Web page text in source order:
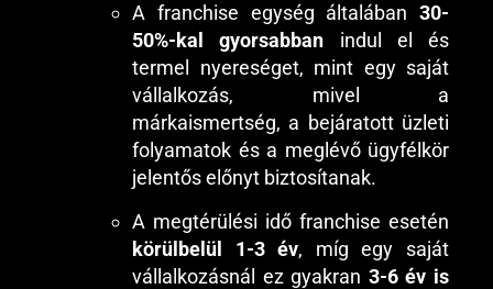
A franchise egység általában 30-
50%-kal gyorsabban indul el és
termel nyereséget, mint egy saját
vállalkozás, mivel a
márkaismertség, a bejáratott üzleti
folyamatok és a meglévő ügyfélkör
jelentős előnyt biztosítanak.
A megtérülési idő franchise esetén
körülbelül 1-3 év, míg egy saját
vállalkozásnál ez gyakran 3-6 év is